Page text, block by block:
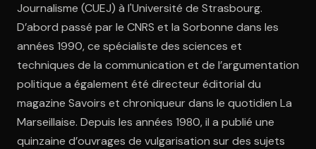
Journalisme (CUEJ) à l'Université de Strasbourg.
D’abord passé par le CNRS et la Sorbonne dans les
années 1990, ce spécialiste des sciences et
techniques de la communication et de l’argumentation
politique a également été directeur éditorial du
magazine Savoirs et chroniqueur dans le quotidien La
Marseillaise. Depuis les années 1980, il a publié une
quinzaine d’ouvrages de vulgarisation sur des sujets